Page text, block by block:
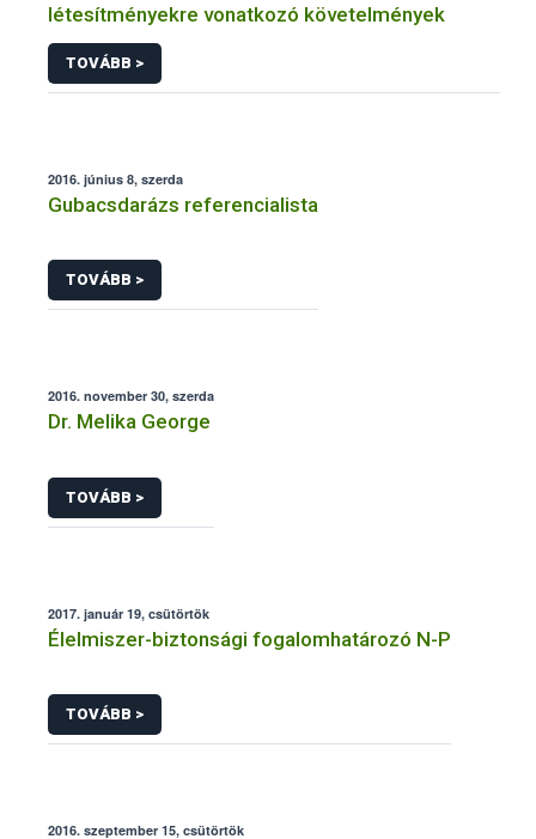
létesítményekre vonatkozó követelmények
TOVÁBB >
2016. június 8, szerda
Gubacsdarázs referencialista
TOVÁBB >
2016. november 30, szerda
Dr. Melika George
TOVÁBB >
2017. január 19, csütörtök
Élelmiszer-biztonsági fogalomhatározó N-P
TOVÁBB >
2016. szeptember 15, csütörtök